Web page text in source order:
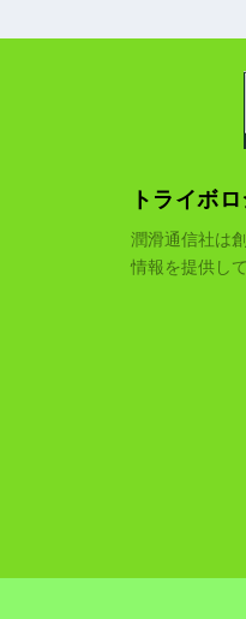
トライボ
潤滑通信社は
情報を提供し